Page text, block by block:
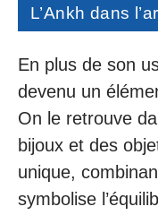
L’Ankh dans
En plus de son
devenu un
On le retrouve
bijoux et des
unique,
symbolise